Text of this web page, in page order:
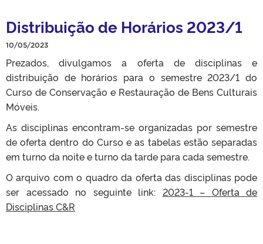
Distribuição de Horários 2023/1
10/05/2023
Prezados, divulgamos a oferta de disciplinas e
distribuição de horários para o semestre 2023/1 do
Curso de Conservação e Restauração de Bens Culturais
Móveis.
As disciplinas encontram-se organizadas por semestre
de oferta dentro do Curso e as tabelas estão separadas
em turno da noite e turno da tarde para cada semestre.
O arquivo com o quadro da oferta das disciplinas pode
ser acessado no seguinte link: 2023-1 – Oferta de
Disciplinas C&R